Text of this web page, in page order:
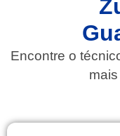
Encontre o